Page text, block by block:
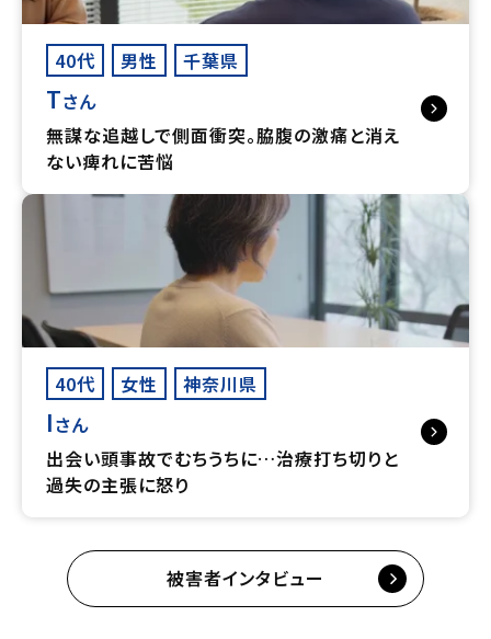
40代 男性 千葉県
Tさん
無謀な追越しで側面衝突。脇腹の激痛と消え
ない痺れに苦悩
40代 女性 神奈川県
Iさん
出会い頭事故でむちうちに…治療打ち切りと
過失の主張に怒り
被害者インタビュー